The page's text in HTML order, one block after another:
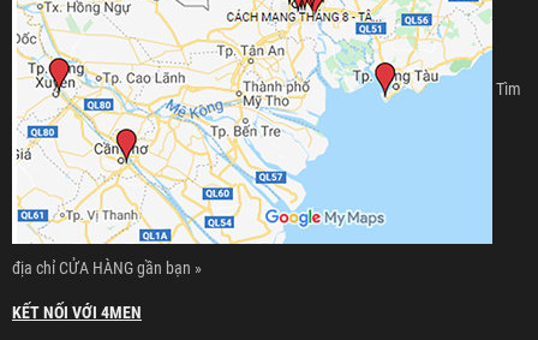
Tìm
địa chỉ CỬA HÀNG gần bạn »
KẾT NỐI VỚI 4MEN